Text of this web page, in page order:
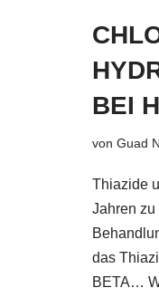
BEI
von Guad
Thiazide
Jahren zu
das
BETA…